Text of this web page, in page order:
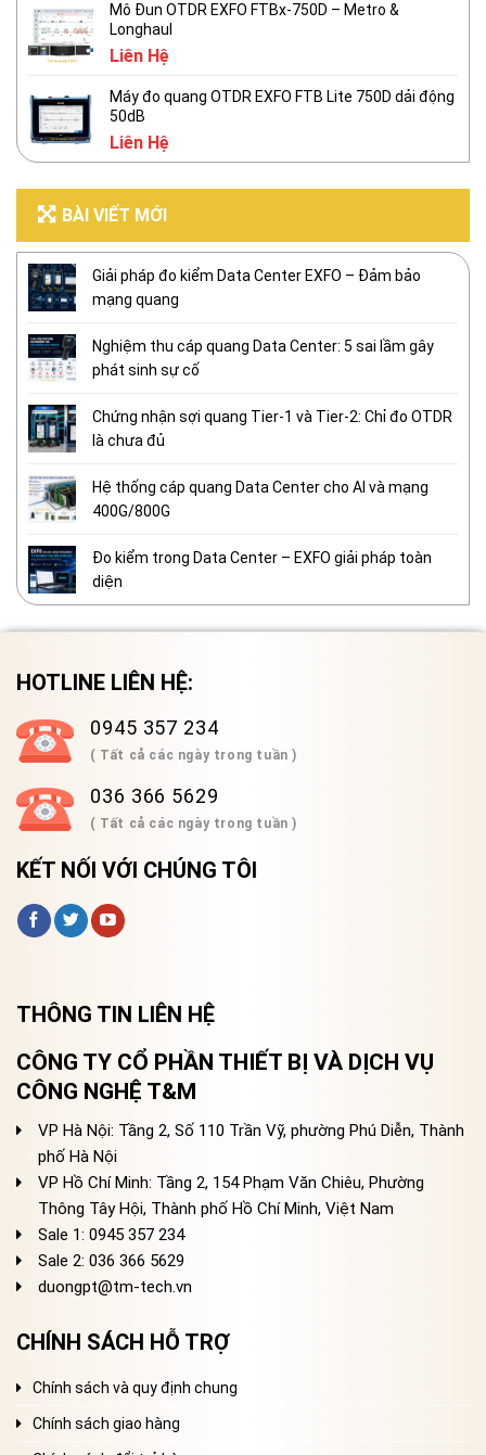
Mô Đun OTDR EXFO FTBx-750D – Metro &
Longhaul
Liên Hệ
Máy đo quang OTDR EXFO FTB Lite 750D dải động
50dB
Liên Hệ
BÀI VIẾT MỚI
Giải pháp đo kiểm Data Center EXFO – Đảm bảo
mạng quang
Nghiệm thu cáp quang Data Center: 5 sai lầm gây
phát sinh sự cố
Chứng nhận sợi quang Tier-1 và Tier-2: Chỉ đo OTDR
là chưa đủ
Hệ thống cáp quang Data Center cho AI và mạng
400G/800G
Đo kiểm trong Data Center – EXFO giải pháp toàn
diện
HOTLINE LIÊN HỆ:
0945 357 234
( Tất cả các ngày trong tuần )
036 366 5629
( Tất cả các ngày trong tuần )
KẾT NỐI VỚI CHÚNG TÔI
THÔNG TIN LIÊN HỆ
CÔNG TY CỔ PHẦN THIẾT BỊ VÀ DỊCH VỤ
CÔNG NGHỆ T&M
VP Hà Nội: Tầng 2, Số 110 Trần Vỹ, phường Phú Diễn, Thành
phố Hà Nội
VP Hồ Chí Minh: Tầng 2, 154 Phạm Văn Chiêu, Phường
Thông Tây Hội, Thành phố Hồ Chí Minh, Việt Nam
Sale 1: 0945 357 234
Sale 2: 036 366 5629
duongpt@tm-tech.vn
CHÍNH SÁCH HỖ TRỢ
Chính sách và quy định chung
Chính sách giao hàng